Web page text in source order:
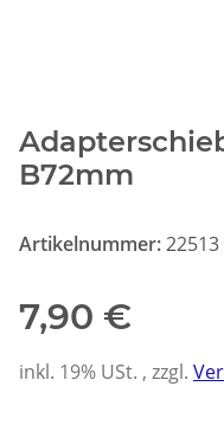
B72mm
Artikelnummer:22513
7,90 €
inkl. 19% USt. , zzgl.